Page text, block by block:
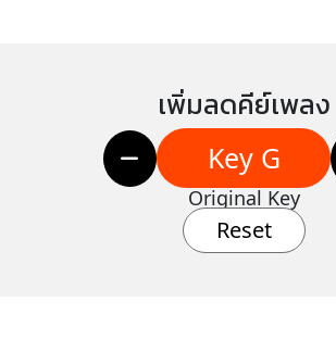
เพิ่มลดคีย์เพลง
Key G
Original Key
Reset